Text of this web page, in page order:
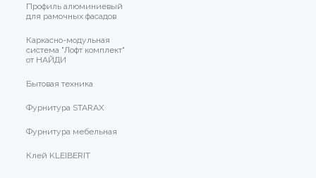
Профиль алюминиевый
для рамочных фасадов
Каркасно-модульная
система "Лофт комплект"
от НАЙДИ
Бытовая техника
Фурнитура STARAX
Фурнитура мебельная
Клей KLEIBERIT